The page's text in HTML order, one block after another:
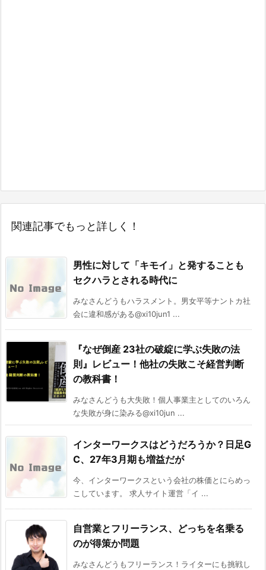
関連記事でもっと詳しく！
男性に対して「キモイ」と発することも
セクハラとされる時代に
みなさんどうもハラスメント。男女平等ナントカ社
会に違和感がある@xi10jun1 ...
『なぜ倒産 23社の破綻に学ぶ失敗の法
則』レビュー！他社の失敗こそ経営判断
の教科書！
みなさんどうも大失敗！個人事業主としてのいろん
な失敗が身に染みる@xi10jun ...
インターワークスはどうだろうか？日足G
C、27年3月期も増益だが
今、インターワークスという会社の株価とにらめっ
こしています。 求人サイト運営「イ ...
自営業とフリーランス、どっちを名乗る
のが得策か問題
みなさんどうもフリーランス！ライターにも挑戦し